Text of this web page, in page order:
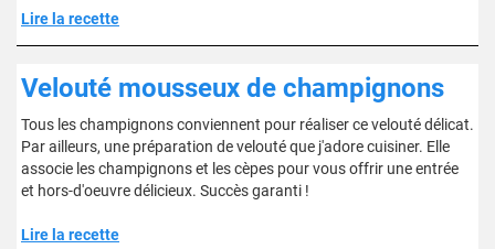
Lire la recette
Velouté mousseux de champignons
Tous les champignons conviennent pour réaliser ce velouté délicat.
Par ailleurs, une préparation de velouté que j'adore cuisiner. Elle
associe les champignons et les cèpes pour vous offrir une entrée
et hors-d'oeuvre délicieux. Succès garanti !
Lire la recette